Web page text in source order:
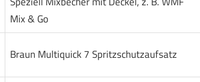
Mix & Go
Braun Multiquick 7 Spritzschutzaufsatz